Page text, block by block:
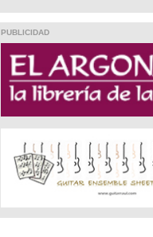
PUBLICIDAD